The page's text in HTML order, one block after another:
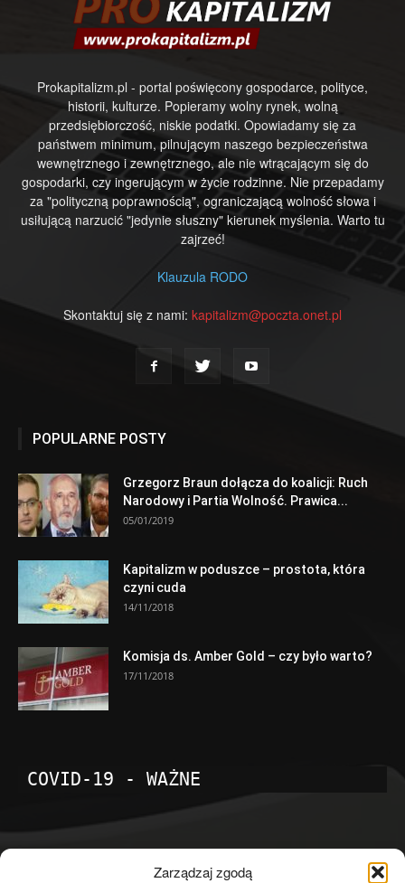
Zarządzaj zgodą
Prokapitalizm.pl - portal poświęcony gospodarce, polityce,
historii, kulturze. Popieramy wolny rynek, wolną
przedsiębiorczość, niskie podatki. Opowiadamy się za
państwem minimum, pilnującym naszego bezpieczeństwa
wewnętrznego i zewnętrznego, ale nie wtrącającym się do
gospodarki, czy ingerującym w życie rodzinne. Nie przepadamy
za "polityczną poprawnością", ograniczającą wolność słowa i
usiłującą narzucić "jedynie słuszny" kierunek myślenia. Warto tu
zajrzeć!
Klauzula RODO
Skontaktuj się z nami: kapitalizm@poczta.onet.pl
POPULARNE POSTY
Grzegorz Braun dołącza do koalicji: Ruch
Narodowy i Partia Wolność. Prawica...
05/01/2019
Kapitalizm w poduszce – prostota, która
czyni cuda
14/11/2018
Komisja ds. Amber Gold – czy było warto?
17/11/2018
COVID-19 - WAŻNE